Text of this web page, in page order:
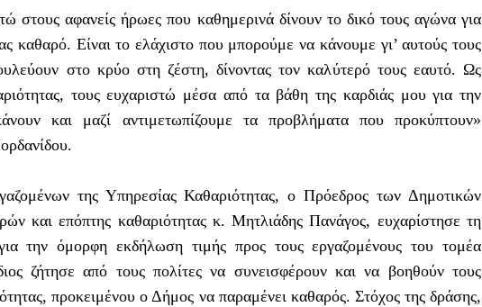
στους αφανείς ήρωες που καθημερινά δίνουν το δικό τους αγώνα για
καθαρό. Είναι το ελάχιστο που μπορούμε να κάνουμε γι’ αυτούς τους
στο κρύο στη ζέστη, δίνοντας τον καλύτερό τους εαυτό. Ως
τους ευχαριστώ μέσα από τα βάθη της καρδιάς μου για την
και μαζί αντιμετωπίζουμε τα προβλήματα που προκύπτουν»
της Υπηρεσίας Καθαριότητας, ο Πρόεδρος των Δημοτικών
και επόπτης καθαριότητας κ. Μητλιάδης Πανάγος, ευχαρίστησε τη
την όμορφη εκδήλωση τιμής προς τους εργαζομένους του τομέα
ζήτησε από τους πολίτες να συνεισφέρουν και να βοηθούν τους
προκειμένου ο Δήμος να παραμένει καθαρός. Στόχος της δράσης,